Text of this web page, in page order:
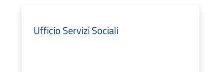
Ufficio Servizi Sociali